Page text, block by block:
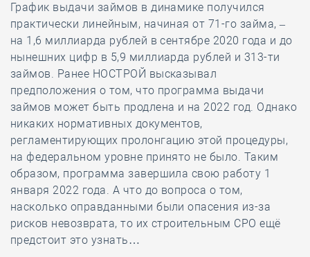
График выдачи займов в динамике получился
практически линейным, начиная от 71-го займа, –
на 1,6 миллиарда рублей в сентябре 2020 года и до
нынешних цифр в 5,9 миллиарда рублей и 313-ти
займов. Ранее НОСТРОЙ высказывал
предположения о том, что программа выдачи
займов может быть продлена и на 2022 год. Однако
никаких нормативных документов,
регламентирующих пролонгацию этой процедуры,
на федеральном уровне принято не было. Таким
образом, программа завершила свою работу 1
января 2022 года. А что до вопроса о том,
насколько оправданными были опасения из-за
рисков невозврата, то их строительным СРО ещё
предстоит это узнать…